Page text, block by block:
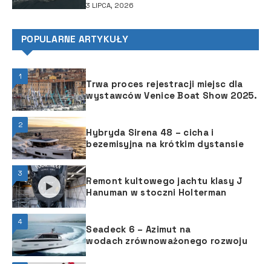
3 LIPCA, 2026
POPULARNE ARTYKUŁY
1
Trwa proces rejestracji miejsc dla
wystawców Venice Boat Show 2025.
2
Hybryda Sirena 48 – cicha i
bezemisyjna na krótkim dystansie
3
Remont kultowego jachtu klasy J
Hanuman w stoczni Holterman
4
Seadeck 6 – Azimut na
wodach zrównoważonego rozwoju